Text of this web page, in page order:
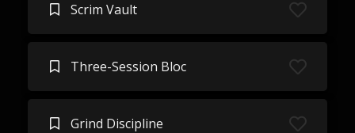
Scrim Vault
Three-Session Bloc
Grind Discipline